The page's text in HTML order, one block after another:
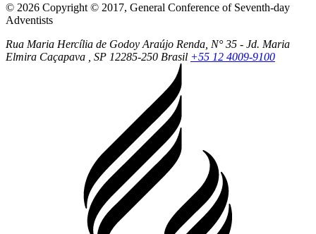
© 2026 Copyright © 2017, General Conference of Seventh-day
Adventists
Rua Maria Hercília de Godoy Araújo Renda, N° 35 - Jd. Maria
Elmira Caçapava , SP 12285-250 Brasil +55 12 4009-9100